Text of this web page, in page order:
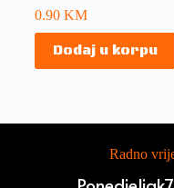
0.90 KM
Dodaj u korpu
Radno